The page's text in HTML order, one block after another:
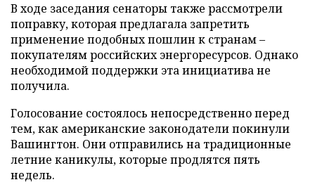
В ходе заседания сенаторы также рассмотрели
поправку, которая предлагала запретить
применение подобных пошлин к странам –
покупателям российских энергоресурсов. Однако
необходимой поддержки эта инициатива не
получила.
Голосование состоялось непосредственно перед
тем, как американские законодатели покинули
Вашингтон. Они отправились на традиционные
летние каникулы, которые продлятся пять
недель.